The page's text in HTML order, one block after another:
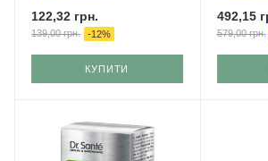
122,32 грн.
139,00грн. -12%
КУПИТИ
492,15
579,00грн.